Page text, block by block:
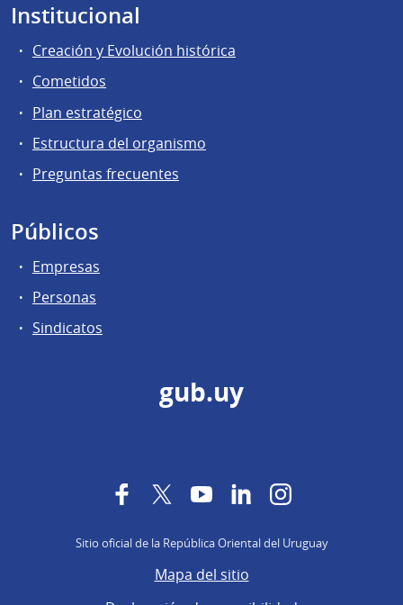
Institucional
Creación y Evolución histórica
Cometidos
Plan estratégico
Estructura del organismo
Preguntas frecuentes
Públicos
Empresas
Personas
Sindicatos
gub.uy
FacebookTwitterYouTubeLinkedInInstagram
Sitio oficial de la República Oriental del Uruguay
Mapa del sitio